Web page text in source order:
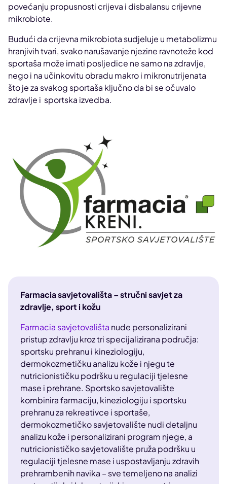
povećanju propusnosti crijeva i disbalansu crijevne
mikrobiote.
Budući da crijevna mikrobiota sudjeluje u metabolizmu
hranjivih tvari, svako narušavanje njezine ravnoteže kod
sportaša može imati posljedice ne samo na zdravlje,
nego i na učinkovitu obradu makro i mikronutrijenata
što je za svakog sportaša ključno da bi se očuvalo
zdravlje i sportska izvedba.
Farmacia savjetovališta – stručni savjet za
zdravlje, sport i kožu
Farmacia savjetovališta nude personalizirani
pristup zdravlju kroz tri specijalizirana područja:
sportsku prehranu i kineziologiju,
dermokozmetičku analizu kože i njegu te
nutricionističku podršku u regulaciji tjelesne
mase i prehrane. Sportsko savjetovalište
kombinira farmaciju, kineziologiju i sportsku
prehranu za rekreativce i sportaše,
dermokozmetičko savjetovalište nudi detaljnu
analizu kože i personalizirani program njege, a
nutricionističko savjetovalište pruža podršku u
regulaciji tjelesne mase i uspostavljanju zdravih
prehrambenih navika – sve temeljeno na analizi